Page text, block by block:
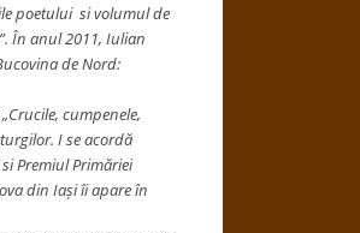
poetului si volumul de
În anul 2011, Iulian
de Nord:
cumpenele,
I se acordă
Premiul Primăriei
din Iași îi apare în